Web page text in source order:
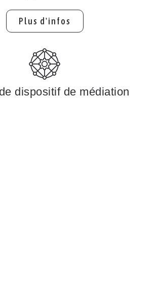
Plus d'infos
dispositif de médiation